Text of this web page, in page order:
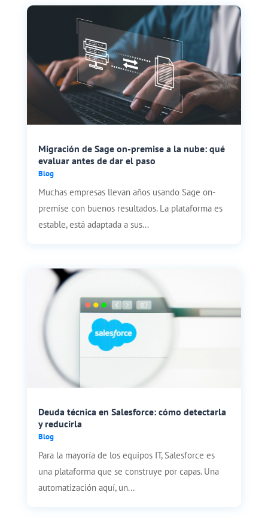
Migración de Sage on-premise a la nube: qué
evaluar antes de dar el paso
Blog
Muchas empresas llevan años usando Sage on-
premise con buenos resultados. La plataforma es
estable, está adaptada a sus...
Deuda técnica en Salesforce: cómo detectarla
y reducirla
Blog
Para la mayoría de los equipos IT, Salesforce es
una plataforma que se construye por capas. Una
automatización aquí, un...